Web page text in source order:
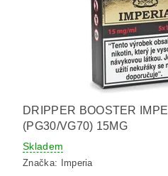
DRIPPER BOOSTER
(PG30/VG70) 15MG
Skladem
Značka: Imperia